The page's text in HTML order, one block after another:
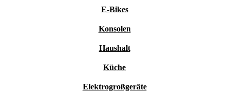
und Tassenabstellfläche mit Schutz vor Kratzern
E-Bikes
Konsolen
Haushalt
Küche
Elektrogroßgeräte